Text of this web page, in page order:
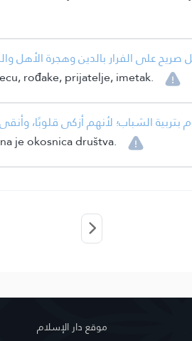
صريح على الفرار بالدين وهجرة الأهل
rođake, prijatelje, imetak.
بتربية الشباب؛ لأنهم أزكى قلوبًا،
je okosnica društva.
موقع دار الإسلام